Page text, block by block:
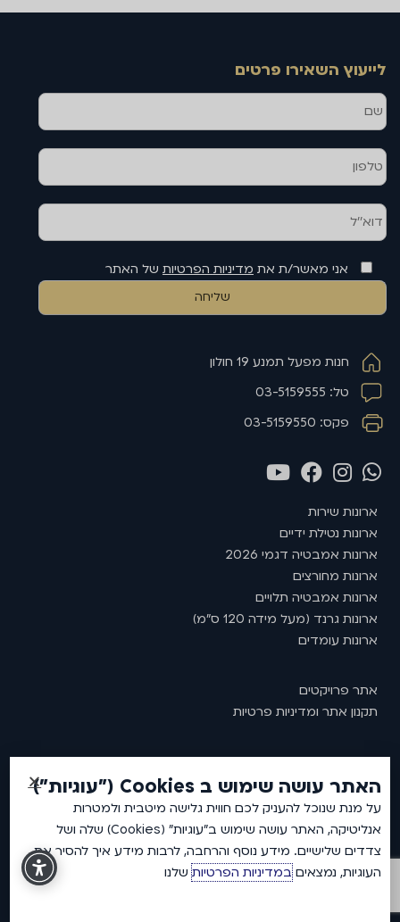
ארונות שירות
ארונות נטילת ידיים
ארונות אמבטיה דגמי 2026
ארונות מחורצים
ארונות אמבטיה תלויים
ארונות גרנד (מעל מידה 120 ס"מ)
ארונות עומדים
אתר פרויקטים
תקנון אתר ומדיניות פרטיות
לייעוץ השאירו פרטים
שם
טלפון
דוא''ל
אני מאשר/ת את מדיניות הפרטיות של האתר
חנות מפעל תמנע 19 חולון
טל: 03-5159555
פקס: 03-5159550
2026 © כל זכויות שמורות לאמבין ארונות אמבטיה.
האתר עושה שימוש ב Cookies ("עוגיות")
על מנת שנוכל להעניק לכם חווית גלישה מיטבית ולמטרות
אנליטיקה, האתר עושה שימוש ב"עוגיות" (Cookies) שלה ושל
צדדים שלישיים. מידע נוסף והרחבה, לרבות מידע איך להסיר את
העוגיות, נמצאיםבמדיניות הפרטיותשלנו